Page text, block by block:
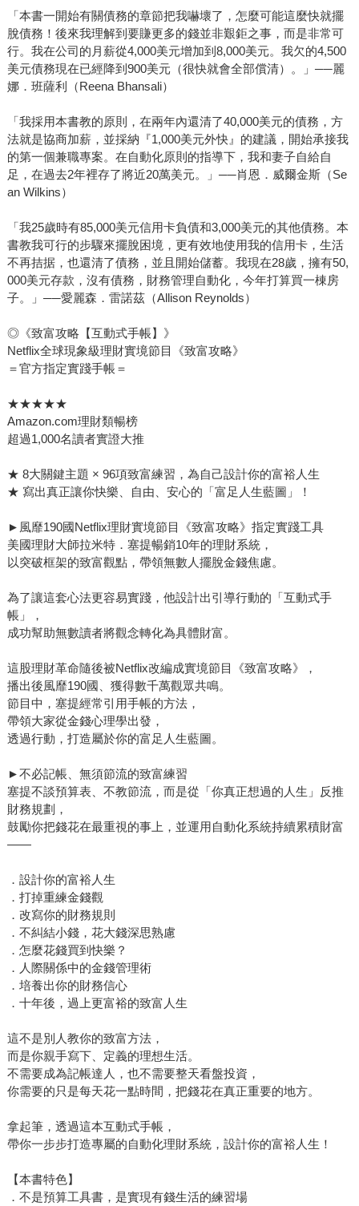
「本書一開始有關債務的章節把我嚇壞了，怎麼可能這麼快就擺
脫債務！後來我理解到要賺更多的錢並非艱鉅之事，而是非常可
行。我在公司的月薪從4,000美元增加到8,000美元。我欠的4,500
美元債務現在已經降到900美元（很快就會全部償清）。」──麗
娜．班薩利（Reena Bhansali）
「我採用本書教的原則，在兩年內還清了40,000美元的債務，方
法就是協商加薪，並採納『1,000美元外快』的建議，開始承接我
的第一個兼職專案。在自動化原則的指導下，我和妻子自給自
足，在過去2年裡存了將近20萬美元。」──肖恩．威爾金斯（Se
an Wilkins）
「我25歲時有85,000美元信用卡負債和3,000美元的其他債務。本
書教我可行的步驟來擺脫困境，更有效地使用我的信用卡，生活
不再拮据，也還清了債務，並且開始儲蓄。我現在28歲，擁有50,
000美元存款，沒有債務，財務管理自動化，今年打算買一棟房
子。」──愛麗森．雷諾茲（Allison Reynolds）
◎《致富攻略【互動式手帳】》
Netflix全球現象級理財實境節目《致富攻略》
＝官方指定實踐手帳＝
★★★★★
Amazon.com理財類暢榜
超過1,000名讀者實證大推
★ 8大關鍵主題 × 96項致富練習，為自己設計你的富裕人生
★ 寫出真正讓你快樂、自由、安心的「富足人生藍圖」！
►風靡190國Netflix理財實境節目《致富攻略》指定實踐工具
美國理財大師拉米特．塞提暢銷10年的理財系統，
以突破框架的致富觀點，帶領無數人擺脫金錢焦慮。
為了讓這套心法更容易實踐，他設計出引導行動的「互動式手
帳」，
成功幫助無數讀者將觀念轉化為具體財富。
這股理財革命隨後被Netflix改編成實境節目《致富攻略》，
播出後風靡190國、獲得數千萬觀眾共鳴。
節目中，塞提經常引用手帳的方法，
帶領大家從金錢心理學出發，
透過行動，打造屬於你的富足人生藍圖。
►不必記帳、無須節流的致富練習
塞提不談預算表、不教節流，而是從「你真正想過的人生」反推
財務規劃，
鼓勵你把錢花在最重視的事上，並運用自動化系統持續累積財富
——
．設計你的富裕人生
．打掉重練金錢觀
．改寫你的財務規則
．不糾結小錢，花大錢深思熟慮
．怎麼花錢買到快樂？
．人際關係中的金錢管理術
．培養出你的財務信心
．十年後，過上更富裕的致富人生
這不是別人教你的致富方法，
而是你親手寫下、定義的理想生活。
不需要成為記帳達人，也不需要整天看盤投資，
你需要的只是每天花一點時間，把錢花在真正重要的地方。
拿起筆，透過這本互動式手帳，
帶你一步步打造專屬的自動化理財系統，設計你的富裕人生！
【本書特色】
．不是預算工具書，是實現有錢生活的練習場